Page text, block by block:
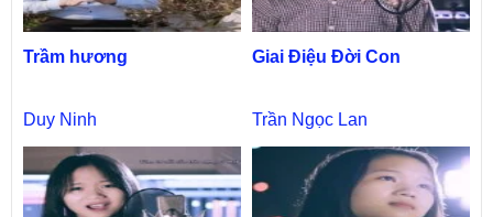
Trầm hương
Duy Ninh
Giai Điệu Đời Con
Trần Ngọc Lan